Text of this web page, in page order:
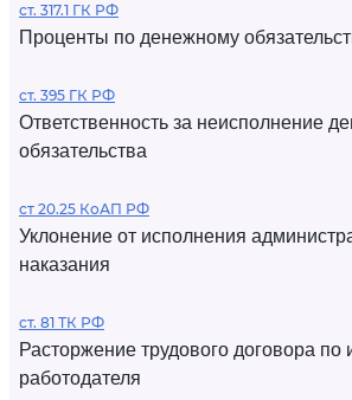
ст. 317.1 ГК РФ
Проценты по денежному
ст. 395 ГК РФ
Ответственность за неисполнение
обязательства
ст 20.25 КоАП РФ
Уклонение от исполнения
наказания
ст. 81 ТК РФ
Расторжение трудового договора по
работодателя